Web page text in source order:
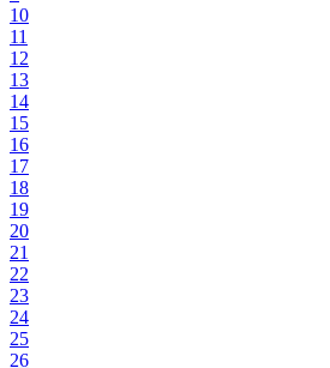
10
11
12
13
14
15
16
17
18
19
20
21
22
23
24
25
26